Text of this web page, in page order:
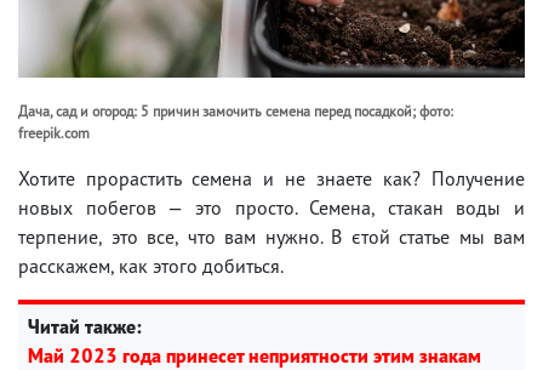
Дача, сад и огород: 5 причин замочить семена перед посадкой; фото:
freepik.com
Хотите прорастить семена и не знаете как? Получение
новых побегов — это просто. Семена, стакан воды и
терпение, это все, что вам нужно. В єтой статье мы вам
расскажем, как этого добиться.
Читай также:
Май 2023 года принесет неприятности этим знакам